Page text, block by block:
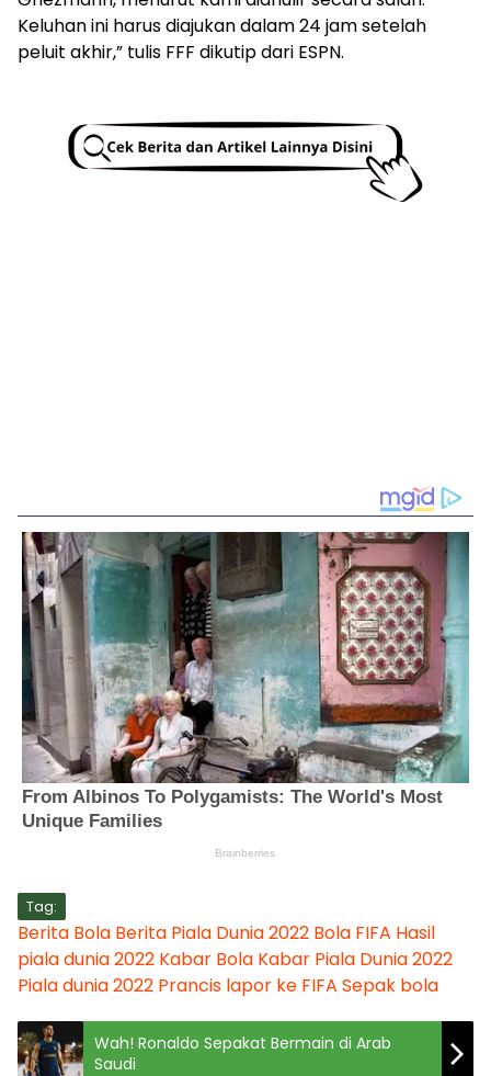
Keluhan ini harus diajukan dalam 24 jam setelah
peluit akhir,” tulis FFF dikutip dari ESPN.
Tag:
Berita Bola Berita Piala Dunia 2022 Bola FIFA Hasil
piala dunia 2022 Kabar Bola Kabar Piala Dunia 2022
Piala dunia 2022 Prancis lapor ke FIFA Sepak bola
Wah! Ronaldo Sepakat Bermain di Arab
Saudi